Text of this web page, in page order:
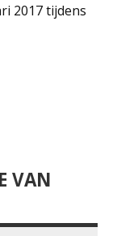
2017 tijdens
VAN